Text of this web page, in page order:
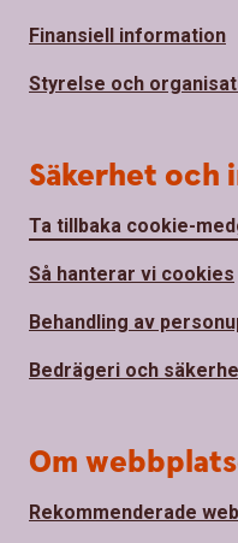
Finansiell information
Styrelse och
Säkerhet
Ta tillbaka cookie-
Så hanterar vi cookies
Behandling av
Bedrägeri och
Om
Rekommenderade